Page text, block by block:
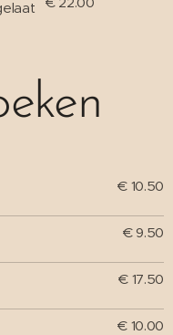
€ 10.50
€ 9.50
€ 17.50
€ 10.00